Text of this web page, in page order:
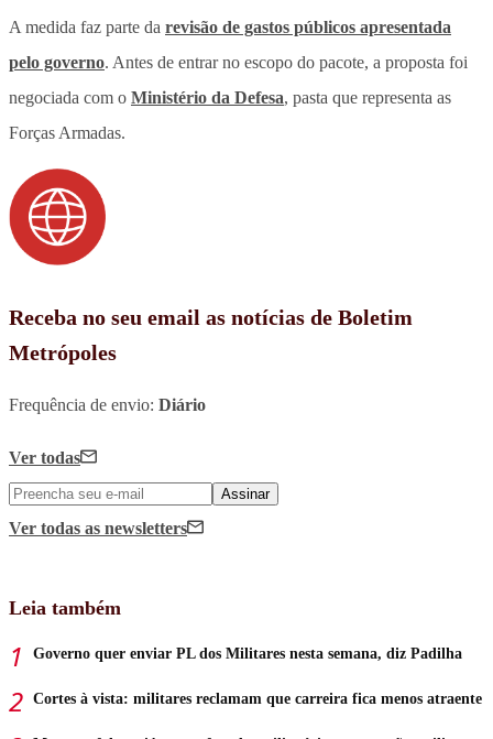
A medida faz parte da revisão de gastos públicos apresentada
pelo governo. Antes de entrar no escopo do pacote, a proposta foi
negociada com o Ministério da Defesa, pasta que representa as
Forças Armadas.
Receba no seu email as notícias de Boletim
Metrópoles
Frequência de envio: Diário
Ver todas
Assinar
Ver todas as newsletters
Leia também
Governo quer enviar PL dos Militares nesta semana, diz Padilha
Cortes à vista: militares reclamam que carreira fica menos atraente